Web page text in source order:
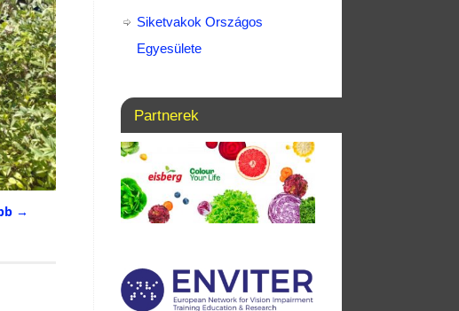
→
Siketvakok Országos
Egyesülete
Partnerek